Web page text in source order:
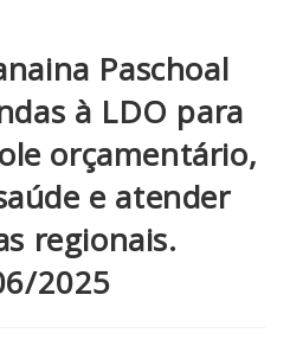
Paschoal
à LDO para
orçamentário,
e atender
regionais.
2025